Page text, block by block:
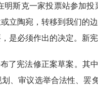
明斯克一家投票站参加
立陶宛，转移到我们的
是必须作出的决定。新
了宪法修正案草案。其
、审议选举合法性、